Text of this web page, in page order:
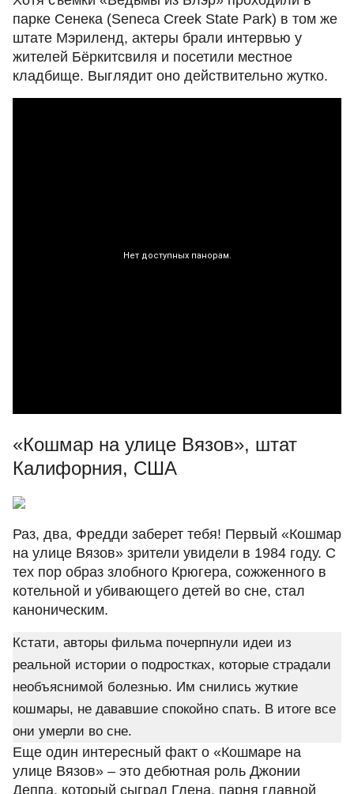
парке Сенека (Seneca Creek State Park) в том же
штате Мэриленд, актеры брали интервью у
жителей Бёркитсвиля и посетили местное
кладбище. Выглядит оно действительно жутко.
«Кошмар на улице Вязов», штат
Калифорния, США
Раз, два, Фредди заберет тебя! Первый «Кошмар
на улице Вязов» зрители увидели в 1984 году. С
тех пор образ злобного Крюгера, сожженного в
котельной и убивающего детей во сне, стал
каноническим.
Кстати, авторы фильма почерпнули идеи из
реальной истории о подростках, которые страдали
необъяснимой болезнью. Им снились жуткие
кошмары, не дававшие спокойно спать. В итоге все
они умерли во сне.
Еще один интересный факт о «Кошмаре на
улице Вязов» ‒ это дебютная роль Джонии
Деппа, который сыграл Глена, парня главной